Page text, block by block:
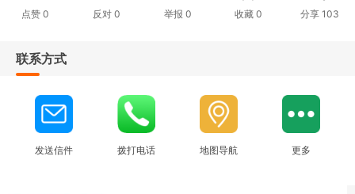
点赞0 反对 0 举报 0 收藏 0 分享 103
联系方式
发送信件 拨打电话 地图导航 更多